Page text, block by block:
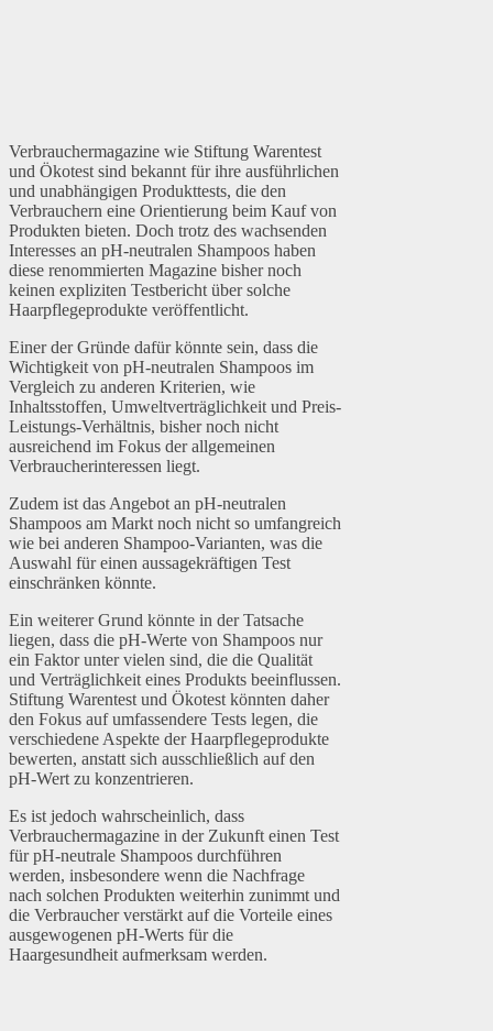
Verbrauchermagazine wie Stiftung Warentest
und Ökotest sind bekannt für ihre ausführlichen
und unabhängigen Produkttests, die den
Verbrauchern eine Orientierung beim Kauf von
Produkten bieten. Doch trotz des wachsenden
Interesses an pH-neutralen Shampoos haben
diese renommierten Magazine bisher noch
keinen expliziten Testbericht über solche
Haarpflegeprodukte veröffentlicht.
Einer der Gründe dafür könnte sein, dass die
Wichtigkeit von pH-neutralen Shampoos im
Vergleich zu anderen Kriterien, wie
Inhaltsstoffen, Umweltverträglichkeit und Preis-
Leistungs-Verhältnis, bisher noch nicht
ausreichend im Fokus der allgemeinen
Verbraucherinteressen liegt.
Zudem ist das Angebot an pH-neutralen
Shampoos am Markt noch nicht so umfangreich
wie bei anderen Shampoo-Varianten, was die
Auswahl für einen aussagekräftigen Test
einschränken könnte.
Ein weiterer Grund könnte in der Tatsache
liegen, dass die pH-Werte von Shampoos nur
ein Faktor unter vielen sind, die die Qualität
und Verträglichkeit eines Produkts beeinflussen.
Stiftung Warentest und Ökotest könnten daher
den Fokus auf umfassendere Tests legen, die
verschiedene Aspekte der Haarpflegeprodukte
bewerten, anstatt sich ausschließlich auf den
pH-Wert zu konzentrieren.
Es ist jedoch wahrscheinlich, dass
Verbrauchermagazine in der Zukunft einen Test
für pH-neutrale Shampoos durchführen
werden, insbesondere wenn die Nachfrage
nach solchen Produkten weiterhin zunimmt und
die Verbraucher verstärkt auf die Vorteile eines
ausgewogenen pH-Werts für die
Haargesundheit aufmerksam werden.